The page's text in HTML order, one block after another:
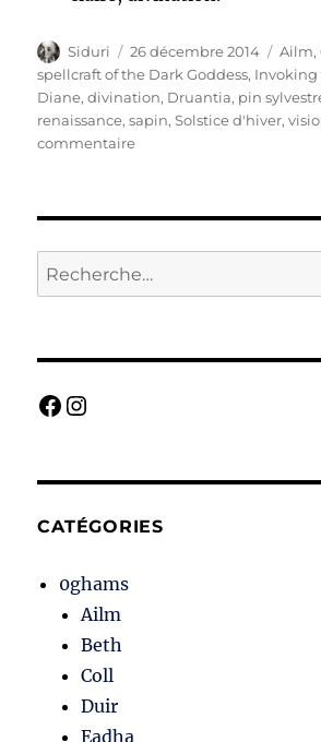
Auteur
Siduri
Publié
le
26 décembre 2014 Ailm,
spellcraft of the Dark Goddess,
Diane,divination, Druantia, pin
renaissance,sapin,Solstice d'hiver,
commentairesur
ou
du
sapin
Recherche
pour :
Facebook
Instagram
CATÉGORIES
0ghams
Ailm
Beth
Coll
Duir
Eadha